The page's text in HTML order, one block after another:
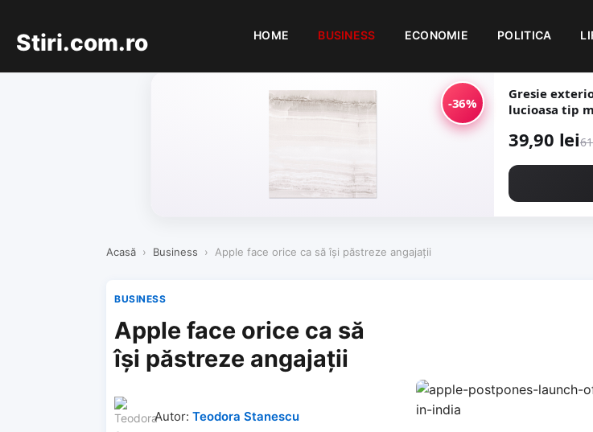
Stiri.com.ro HOME BUSINESS ECONOMIE POLITICA
-36%
Gresie exterior
39,90 lei
Acasă › Business › Apple face orice ca să își păstreze angajații
BUSINESS
Apple face orice ca să
își păstreze angajații
Autor: Teodora Stanescu